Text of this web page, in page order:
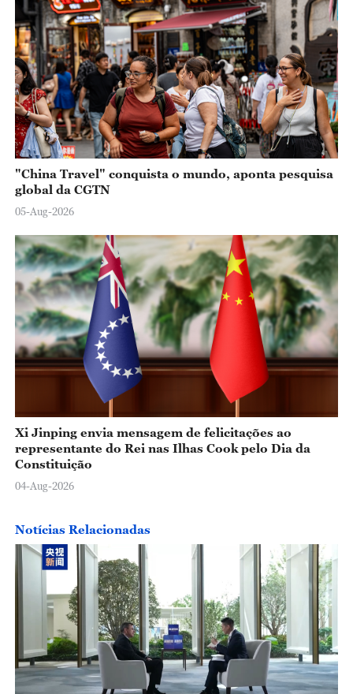
"China Travel" conquista o mundo, aponta pesquisa
global da CGTN
05-Aug-2026
Xi Jinping envia mensagem de felicitações ao
representante do Rei nas Ilhas Cook pelo Dia da
Constituição
04-Aug-2026
Notícias Relacionadas